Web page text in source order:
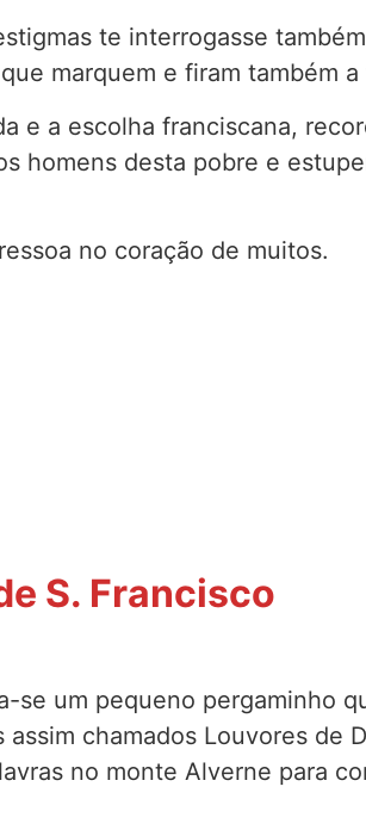
te interrogasse
marquem e firam também
a escolha franciscana,
homens desta pobre e
no coração de muitos.
S. Francisco
um pequeno pergaminho
chamados Louvores de
no monte Alverne para